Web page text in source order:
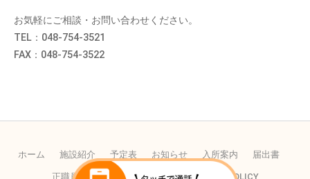
お気軽にご相談・お問い合わせください。
TEL：048-754-3521
FAX：048-754-3522
ホーム 施設紹介 予定表 お知らせ 入所案内 届出書
正職員の採用 パートの採用 PRIVACY POLICY